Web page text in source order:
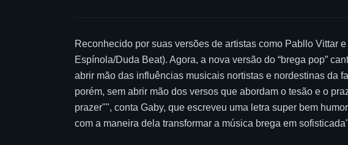
Reconhecido por suas versões de artistas como Pabllo Vittar
Espínola/Duda Beat). Agora, a nova versão do “brega pop”
abrir mão das influências musicais nortistas e nordestinas da
porém, sem abrir mão dos versos que abordam o tesão e o
prazer"", conta Gaby, que escreveu uma letra super bem
com a maneira dela transformar a música brega em